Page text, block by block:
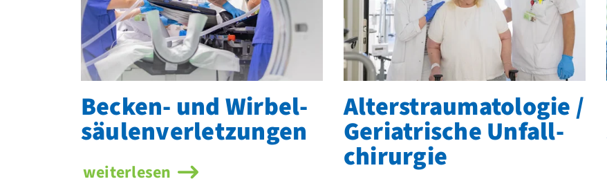
Becken- und Wirbel­
säulen­verletzungen
Becken- und Wirbel­säulen­verletzungen
weiterlesen
Alters­traumatologie /
Geriatrische Unfall­
chirurgie